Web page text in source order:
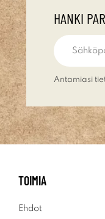
HANKI
Antamiasi
TOIMIA
Ehdot